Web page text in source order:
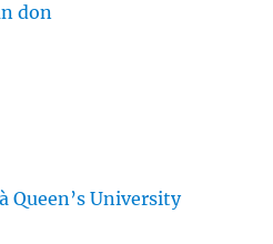
don
Queen’s University